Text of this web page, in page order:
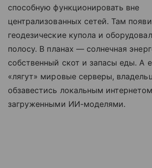
способную функционировать вне
централизованных сетей. Там
геодезические купола и
полосу. В планах — солнечная
собственный скот и запасы еды. А
«лягут» мировые серверы,
обзавестись локальным
загруженными ИИ-моделями.